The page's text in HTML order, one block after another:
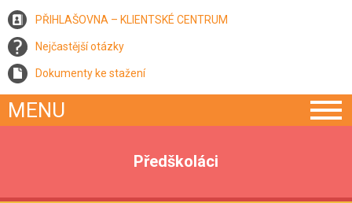
PŘIHLAŠOVNA – KLIENTSKÉ CENTRUM
Nejčastější otázky
Dokumenty ke stažení
MENU
Předškoláci